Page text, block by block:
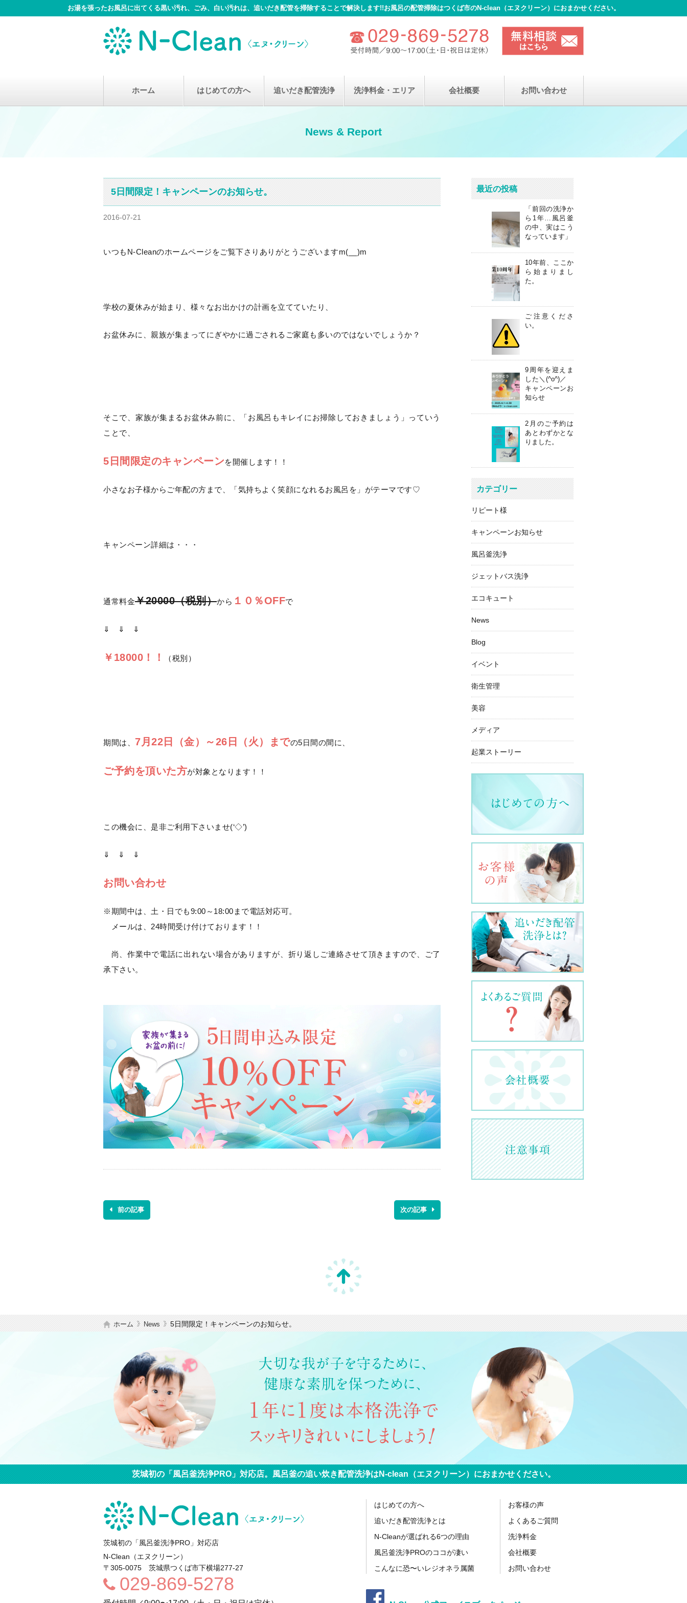
お湯を張ったお風呂に出てくる黒い汚れ、ごみ、白い汚れは、追いだき配管を掃除することで解決します!!お風呂の配管掃除はつくば市のN-clean（エヌクリーン）におまかせください。
ホーム はじめての方へ 追いだき配管洗浄 洗浄料金・エリア 会社概要 お問い合わせ
News & Report
5日間限定！キャンペーンのお知らせ。
2016-07-21
いつもN-Cleanのホームページをご覧下さりありがとうございますm(__)m
学校の夏休みが始まり、様々なお出かけの計画を立てていたり、
お盆休みに、親族が集まってにぎやかに過ごされるご家庭も多いのではないでしょうか？
そこで、家族が集まるお盆休み前に、「お風呂もキレイにお掃除しておきましょう」っていう
ことで、
5日間限定のキャンペーンを開催します！！
小さなお子様からご年配の方まで、「気持ちよく笑顔になれるお風呂を」がテーマです♡
キャンペーン詳細は・・・
通常料金￥20000（税別）から １０％OFFで
⇓ ⇓ ⇓
￥18000！！ （税別）
期間は、 7月22日（金）～26日（火）までの5日間の間に、
ご予約を頂いた方が対象となります！！
この機会に、是非ご利用下さいませ(‘◇’)ゞ
⇓ ⇓ ⇓
お問い合わせ
※期間中は、土・日でも9:00～18:00まで電話対応可。
メールは、24時間受け付けております！！
尚、作業中で電話に出れない場合がありますが、折り返しご連絡させて頂きますので、ご了
承下さい。
前の記事 次の記事
最近の投稿
「前回の洗浄か
ら1年…風呂釜
の中、実はこう
なっています」
10年前、ここか
ら始まりまし
た。
ご注意くださ
い。
9周年を迎えま
した＼(^o^)／
キャンペーンお
知らせ
2月のご予約は
あとわずかとな
りました。
カテゴリー
リピート様
キャンペーンお知らせ
風呂釜洗浄
ジェットバス洗浄
エコキュート
News
Blog
イベント
衛生管理
美容
メディア
起業ストーリー
ホーム News 5日間限定！キャンペーンのお知らせ。
茨城初の「風呂釜洗浄PRO」対応店。 風呂釜の追い炊き配管洗浄はN-clean（エヌクリーン）におまかせください。
茨城初の「風呂釜洗浄PRO」対応店
N-Clean（エヌクリーン）
〒305-0075
茨城県つくば市下横場277-27
029-869-5278
はじめての方へ
追いだき配管洗浄とは
N-Cleanが選ばれる6つの理由
風呂釜洗浄PROのココが凄い
こんなに恐〜いレジオネラ属菌
お客様の声
よくあるご質問
洗浄料金
会社概要
お問い合わせ